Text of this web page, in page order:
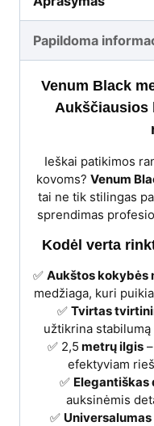
Papildoma
Venum Black
Aukščiausios
Ieškai patikimos
kovoms? Venum
tai ne tik stilingas
sprendimas
Kodėl verta
✅ Aukštos kokybės
medžiaga, kuri
✅ Tvirtas
užtikrina
✅ 2,5 metrų ilgis–
efektyviam
✅ Elegantiškas
auksinėmis
✅ Universalumas